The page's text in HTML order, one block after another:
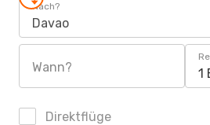
Nach?
Davao
Wann? 1
Direktflüge